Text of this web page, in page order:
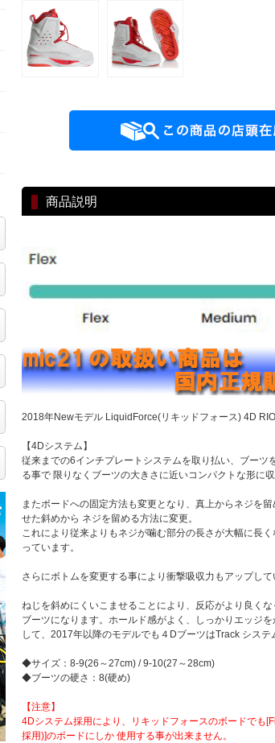
商品説明
2018年Newモデル LiquidForce(リキッドフォース) 4D
【4Dシステム】
従来までの6インチプレートシステムを取り払い、ブーツ
る事で 限りなくブーツの大きさに近いコンパクトな形に
またボードへの固定方法も変更となり、真上からネジを
せた斜めから ネジを留める方法に変更。
これにより従来よりもネジが噛む部分の長さが大幅に長
っています。
さらにボトムを変更する事により衝撃吸収力もアップして
ねじを斜めにくいこませることにより、反応がより良く
ブーツになります。ホールド感がよく、しっかりエッジ
して、2017年以降のモデルでも４DブーツはTrack システ
◆サイズ：8-9(26～27cm) / 9-10(27～28cm)
◆ブーツの硬さ：8(硬め)
【注意】
4Dシステム採用により、リキッドフォースのボードでも
採用)]のボードにしか 使用する事が出来ません。